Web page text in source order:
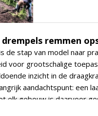
remmen
de stap van model naar
voor grootschalige
inzicht in de
aandachtspunt: een
elk gebouw is daarvoor